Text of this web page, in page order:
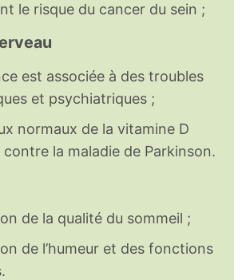
le risque du cancer du sein ;
est associée à des troubles
et psychiatriques ;
normaux de la vitamine D
la maladie de Parkinson.
de la qualité du sommeil ;
de l’humeur et des fonctions